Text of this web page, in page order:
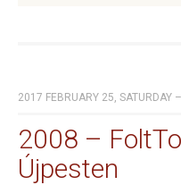
2017 FEBRUARY 25, SATURDAY
2008 –
Újpesten